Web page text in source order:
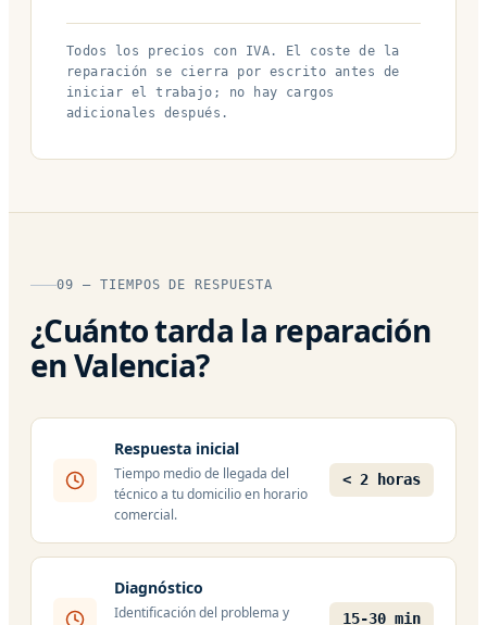
Todos los precios con IVA. El coste de la
reparación se cierra por escrito antes de
iniciar el trabajo; no hay cargos
adicionales después.
09 — TIEMPOS DE RESPUESTA
¿Cuánto tarda la reparación
en Valencia?
Respuesta inicial
Tiempo medio de llegada del
técnico a tu domicilio en horario
comercial.
< 2 horas
Diagnóstico
Identificación del problema y
15-30 min